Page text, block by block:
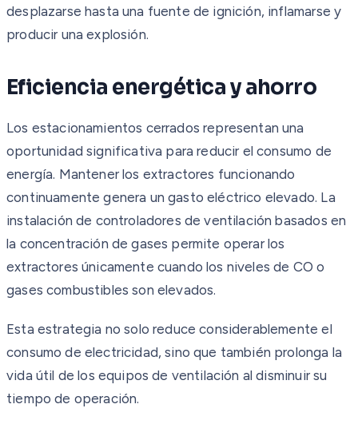
desplazarse hasta una fuente de ignición, inflamarse y
producir una explosión.
Eficiencia energética y ahorro
Los estacionamientos cerrados representan una
oportunidad significativa para reducir el consumo de
energía. Mantener los extractores funcionando
continuamente genera un gasto eléctrico elevado. La
instalación de controladores de ventilación basados en
la concentración de gases permite operar los
extractores únicamente cuando los niveles de CO o
gases combustibles son elevados.
Esta estrategia no solo reduce considerablemente el
consumo de electricidad, sino que también prolonga la
vida útil de los equipos de ventilación al disminuir su
tiempo de operación.